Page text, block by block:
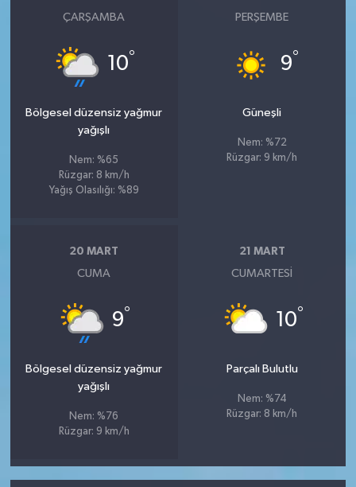
ÇARŞAMBA
10°
Bölgesel düzensiz yağmur
yağışlı
Nem: %65
Rüzgar: 8 km/h
Yağış Olasılığı: %89
PERŞEMBE
9°
Güneşli
Nem: %72
Rüzgar: 9 km/h
20 MART
CUMA
9°
Bölgesel düzensiz yağmur
yağışlı
Nem: %76
Rüzgar: 9 km/h
21 MART
CUMARTESI
10°
Parçalı Bulutlu
Nem: %74
Rüzgar: 8 km/h